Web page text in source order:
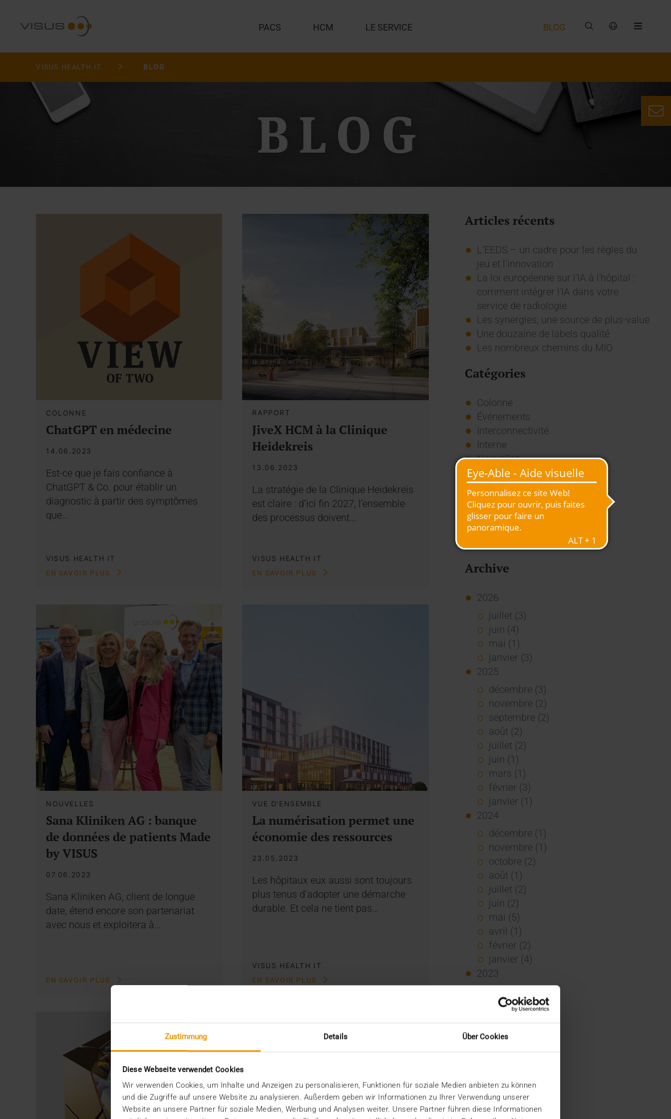
Zustimmung Details Über Cookies
Diese Webseite verwendet Cookies
Wir verwenden Cookies, um Inhalte und Anzeigen zu personalisieren, Funktionen für soziale Medien anbieten zu können
und die Zugriffe auf unsere Website zu analysieren. Außerdem geben wir Informationen zu Ihrer Verwendung unserer
Website an unsere Partner für soziale Medien, Werbung und Analysen weiter. Unsere Partner führen diese Informationen
PACS HCM LE SERVICE BLOG
VISUS HEALTH IT BLOG
COLONNE
ChatGPT en médecine
14.06.2023
Est-ce que je fais confiance à
ChatGPT & Co. pour établir un
diagnostic à partir des symptômes
que…
VISUS HEALTH IT
EN SAVOIR PLUS
RAPPORT
JiveX HCM à la Clinique
Heidekreis
13.06.2023
La stratégie de la Clinique Heidekreis
est claire : d’ici fin 2027, l’ensemble
des processus doivent…
VISUS HEALTH IT
EN SAVOIR PLUS
NOUVELLES
Sana Kliniken AG : banque
de données de patients Made
by VISUS
07.06.2023
Sana Kliniken AG, client de longue
date, étend encore son partenariat
avec nous et exploitera à…
EN SAVOIR PLUS
VUE D'ENSEMBLE
La numérisation permet une
économie des ressources
23.05.2023
Les hôpitaux eux aussi sont toujours
plus tenus d’adopter une démarche
durable. Et cela ne tient pas…
VISUS HEALTH IT
EN SAVOIR PLUS
Articles récents
L’EEDS – un cadre pour les règles du
jeu et l’innovation
La loi européenne sur l'IA à l'hôpital :
comment intégrer l'IA dans votre
service de radiologie
Les synergies, une source de plus-value
Une douzaine de labels qualité
Les nombreux chemins du MIO
Catégories
Colonne
Événements
Interconnectivité
Interne
Nouvelles
Presse
Rapport
RSE
Stories
Usage des Standards
Archive
2026
juillet (3)
juin (4)
mai (1)
janvier (3)
2025
décembre (3)
novembre (2)
septembre (2)
août (2)
juillet (2)
juin (1)
mars (1)
février (3)
janvier (1)
2024
décembre (1)
novembre (1)
octobre (2)
août (1)
juillet (2)
juin (2)
mai (5)
avril (1)
février (2)
janvier (4)
2023
novembre (5)
août (1)
mars (1)
février (1)